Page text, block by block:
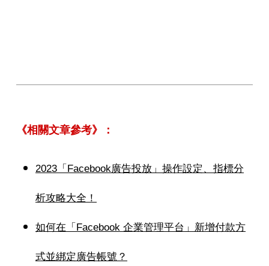
《相關文章參考》：
2023「Facebook廣告投放」操作設定、指標分
析攻略大全！
如何在「Facebook 企業管理平台」新增付款方
式並綁定廣告帳號？